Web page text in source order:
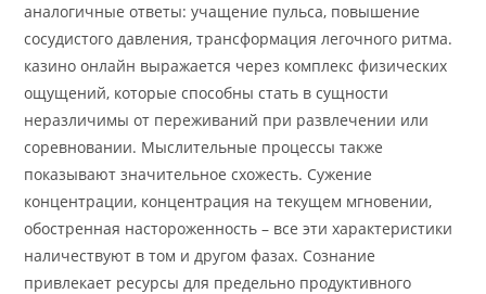
аналогичные ответы: учащение пульса, повышение
сосудистого давления, трансформация легочного ритма.
казино онлайн выражается через комплекс физических
ощущений, которые способны стать в сущности
неразличимы от переживаний при развлечении или
соревновании. Мыслительные процессы также
показывают значительное схожесть. Сужение
концентрации, концентрация на текущем мгновении,
обостренная настороженность – все эти характеристики
наличествуют в том и другом фазах. Сознание
привлекает ресурсы для предельно продуктивного